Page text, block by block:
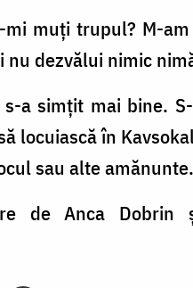
muţi trupul? M-
dezvălui nimic
a simţit mai bine.
locuiască în
sau alte amănunte.
de Anca Dobrin